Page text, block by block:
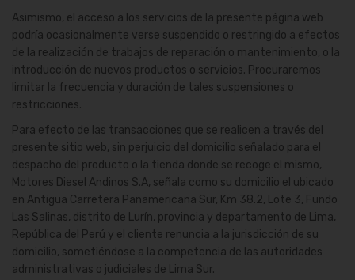
Asimismo, el acceso a los servicios de la presente página web
podría ocasionalmente verse suspendido o restringido a efectos
de la realización de trabajos de reparación o mantenimiento, o la
introducción de nuevos productos o servicios. Procuraremos
limitar la frecuencia y duración de tales suspensiones o
restricciones.
Para efecto de las transacciones que se realicen a través del
presente sitio web, sin perjuicio del domicilio señalado para el
despacho del producto o la tienda donde se recoge el mismo,
Motores Diesel Andinos S.A, señala como su domicilio el ubicado
en Antigua Carretera Panamericana Sur, Km 38.2, Lote 3, Fundo
Las Salinas, distrito de Lurín, provincia y departamento de Lima,
República del Perú y el cliente renuncia a la jurisdicción de su
domicilio, sometiéndose a la competencia de las autoridades
administrativas o judiciales de Lima Sur.